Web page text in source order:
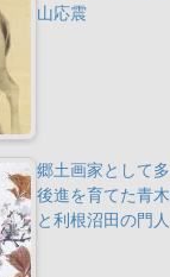
山応震
郷土画家として
後進を育てた青
と利根沼田の門人